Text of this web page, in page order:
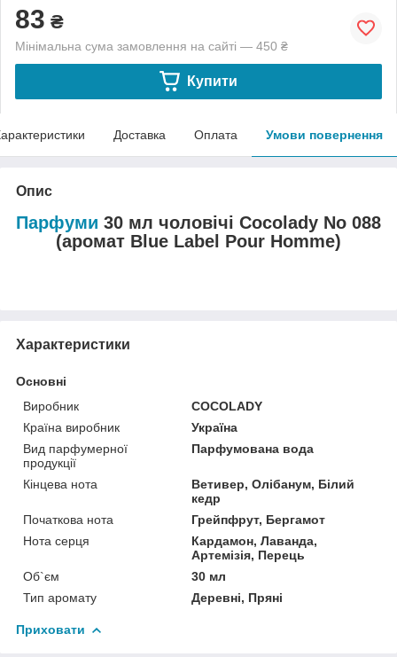
83 ₴
Мінімальна сума замовлення на сайті — 450 ₴
Купити
Доставка Оплата Умови повернення
Опис
Парфуми 30 мл чоловічі Cocolady No 088
(аромат Blue Label Pour Homme)
Характеристики
Основні
Виробник
COCOLADY
Країна виробник
Україна
Вид парфумерної
продукції
Парфумована вода
Кінцева нота
Ветивер, Олібанум, Білий
кедр
Початкова нота
Грейпфрут, Бергамот
Нота серця
Кардамон, Лаванда,
Артемізія, Перець
Об`єм
30 мл
Тип аромату
Деревні, Пряні
Приховати